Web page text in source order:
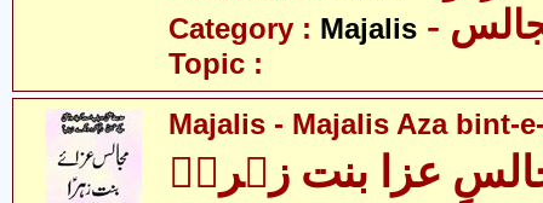
Category : Majalis
Topic :
Majalis - Majalis Aza bint-
عزا بنت زہراؑ